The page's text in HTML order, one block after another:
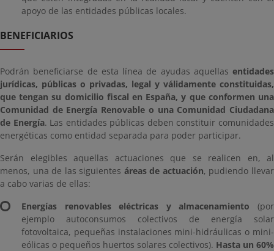
apoyo de las entidades públicas locales.
BENEFICIARIOS
Podrán beneficiarse de esta línea de ayudas aquellas entidades
jurídicas, públicas o privadas, legal y válidamente constituidas,
que tengan su domicilio fiscal en España, y que conformen una
Comunidad de Energía Renovable o una Comunidad Ciudadana
de Energía. Las entidades públicas deben constituir comunidades
energéticas como entidad separada para poder participar.
Serán elegibles aquellas actuaciones que se realicen en, al
menos, una de las siguientes áreas de actuación, pudiendo llevar
a cabo varias de ellas:
Energías renovables eléctricas y almacenamiento (por
ejemplo autoconsumos colectivos de energía solar
fotovoltaica, pequeñas instalaciones mini-hidráulicas o mini-
eólicas o pequeños huertos solares colectivos). Hasta un 60%